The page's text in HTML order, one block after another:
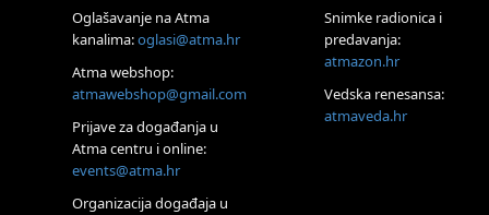
Online
Postanite Nositelj Vibracije Nove Zemlje
Visoko
Alemka Dauskardt – Jednodnevna radionica sistemskih
konstelacija
Zagreb
HOD PO ŽERAVICI – Seminar koji mijenja tijelo, duh i um
Oglašavanje na Atma
kanalima:oglasi@atma.hr
Atma webshop:
atmawebshop@gmail.com
Prijave za događanja u
Atma centru i online:
events@atma.hr
Organizacija događaja u
Snimke radionica i
predavanja:
atmazon.hr
Vedska renesansa:
atmaveda.hr